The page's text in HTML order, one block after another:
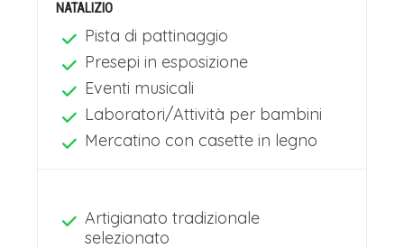
NATALIZIO
Pista di pattinaggio
Presepi in esposizione
Eventi musicali
Laboratori/Attività per bambini
Mercatino con casette in legno
Artigianato tradizionale
selezionato